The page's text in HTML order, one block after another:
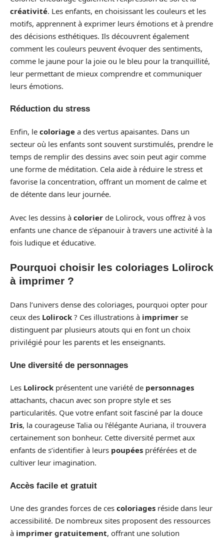
créativité. Les enfants, en choisissant les couleurs et les
motifs, apprennent à exprimer leurs émotions et à prendre
des décisions esthétiques. Ils découvrent également
comment les couleurs peuvent évoquer des sentiments,
comme le jaune pour la joie ou le bleu pour la tranquillité,
leur permettant de mieux comprendre et communiquer
leurs émotions.
Réduction du stress
Enfin, le coloriage a des vertus apaisantes. Dans un
secteur où les enfants sont souvent surstimulés, prendre le
temps de remplir des dessins avec soin peut agir comme
une forme de méditation. Cela aide à réduire le stress et
favorise la concentration, offrant un moment de calme et
de détente dans leur journée.
Avec les dessins à colorier de Lolirock, vous offrez à vos
enfants une chance de s’épanouir à travers une activité à la
fois ludique et éducative.
Pourquoi choisir les coloriages Lolirock
à imprimer ?
Dans l’univers dense des coloriages, pourquoi opter pour
ceux des Lolirock ? Ces illustrations à imprimer se
distinguent par plusieurs atouts qui en font un choix
privilégié pour les parents et les enseignants.
Une diversité de personnages
Les Lolirock présentent une variété de personnages
attachants, chacun avec son propre style et ses
particularités. Que votre enfant soit fasciné par la douce
Iris, la courageuse Talia ou l’élégante Auriana, il trouvera
certainement son bonheur. Cette diversité permet aux
enfants de s’identifier à leurs poupées préférées et de
cultiver leur imagination.
Accès facile et gratuit
Une des grandes forces de ces coloriages réside dans leur
accessibilité. De nombreux sites proposent des ressources
à imprimer gratuitement, offrant une solution